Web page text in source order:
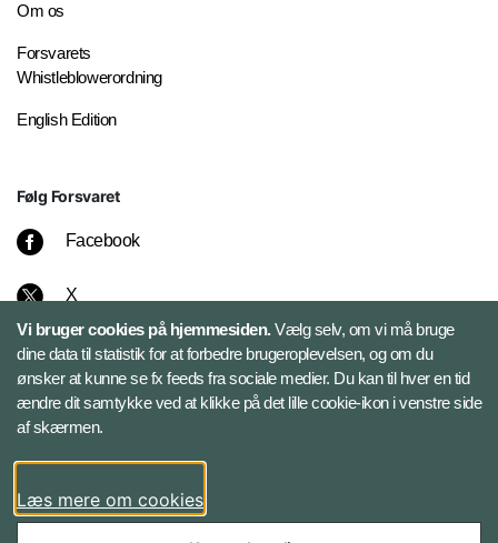
Om os
Forsvarets
Whistleblowerordning
English Edition
Følg Forsvaret
Facebook
X
Instagram
Bluesky
LinkedIn
Vi bruger cookies på hjemmesiden.Vælg selv, om vi må bruge
dine data til statistik for at forbedre brugeroplevelsen, og om du
ønsker at kunne se fx feeds fra sociale medier. Du kan til hver en tid
ændre dit samtykke ved at klikke på det lille cookie-ikon i venstre side
af skærmen.
Læs mere om cookies